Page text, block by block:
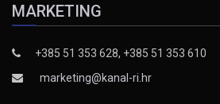
MARKETING
+385 51 353 628, +385 51 353 610
marketing@kanal-ri.hr